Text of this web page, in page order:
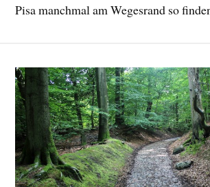
Pisa manchmal am Wegesrand so